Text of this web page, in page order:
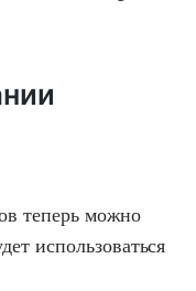
теперь можно
использоваться